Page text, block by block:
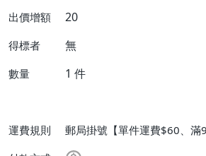
出價增額 20
得標者 無
數量 1 件
運費規則
郵局掛號【單件運費$60、滿
$9999免運費】